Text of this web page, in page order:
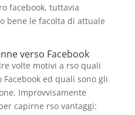
facebook, tuttavia
bene le facolta di attuale
verso Facebook
volte motivi a rso quali
ed quali sono gli
Improvvisamente
capirne rso vantaggi: